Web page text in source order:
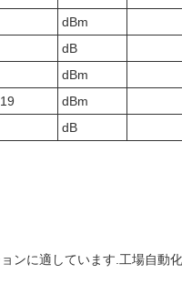
dBm
dB
dBm
dBm
dB
ンに適しています.工場自動